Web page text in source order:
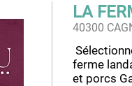
LA
40300
ferme
et porcs